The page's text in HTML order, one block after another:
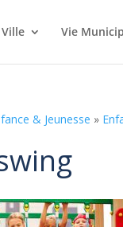
Vie
& Jeunesse »